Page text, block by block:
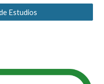
Estudios